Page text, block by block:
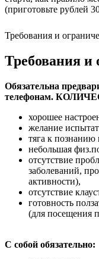
(приготовьте рублей
Требования и
Требования и
Обязательна
телефонам.
хорошее
желание
тяга к познанию
небольшая
отсутствие
заболеваний,
активности),
отсутствие
готовность
(для посещения
С собой обязательно: